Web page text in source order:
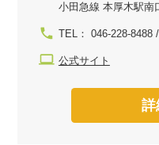
小田急線 本厚木駅南
TEL： 046-228-8488
公式サイト
詳